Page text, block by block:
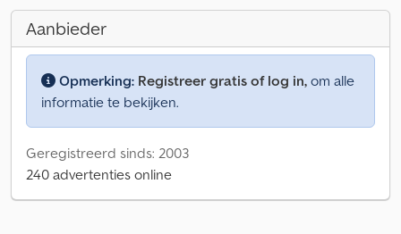
Aanbieder
Opmerking: Registreer gratis of log in, om alle
informatie te bekijken.
Geregistreerd sinds: 2003
240 advertenties online